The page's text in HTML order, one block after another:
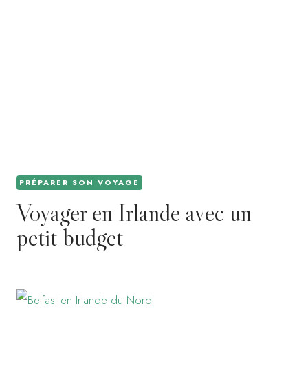
PRÉPARER SON VOYAGE
Voyager en Irlande avec un
petit budget